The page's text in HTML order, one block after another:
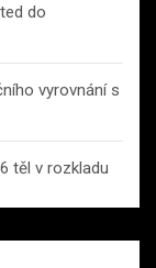
do
vyrovnání s
těl v rozkladu